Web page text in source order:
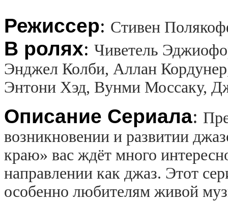
Режиссер: Стивен
В ролях: Чиветель
Энджел Колби, Аллан
Энтони Хэд, Вунми Моссаку,
Описание Сериала:
возникновении и развитии
краю» вас ждёт много
направлении как джаз. Этот
особенно любителям живой